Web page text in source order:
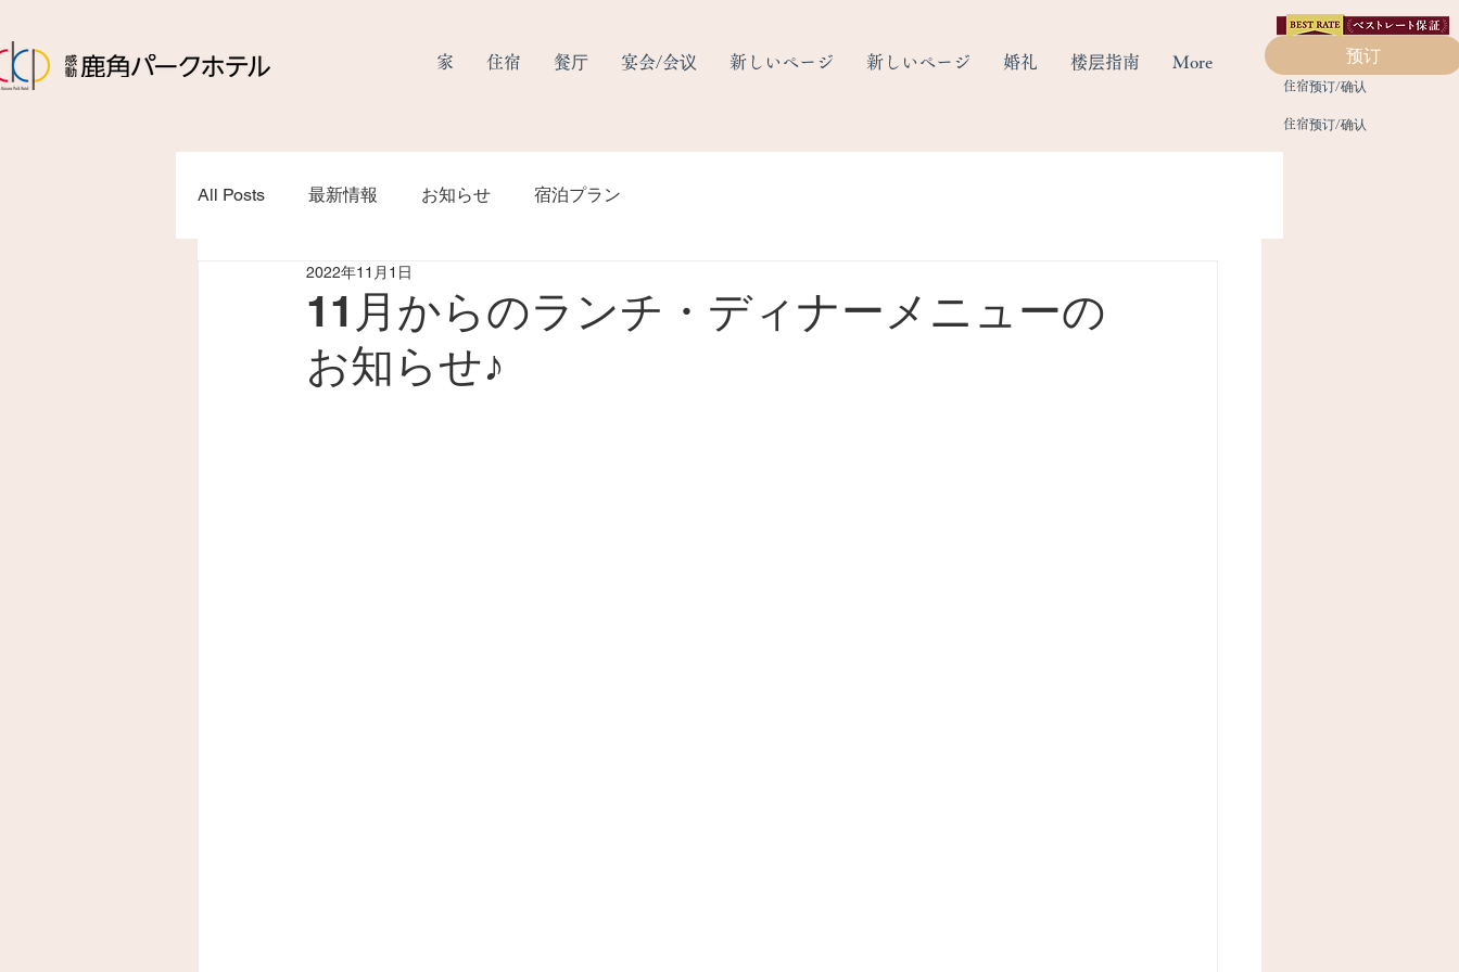
家 住宿 餐厅 宴会/会议 新しいページ 新しいページ 婚礼 楼层指南 More 预订
​住宿预订/确认
​住宿预订/确认
All Posts 最新情報 お知らせ 宿泊プラン
11月からのランチ・ディナーメニューの
お知らせ♪
2022年11月1日